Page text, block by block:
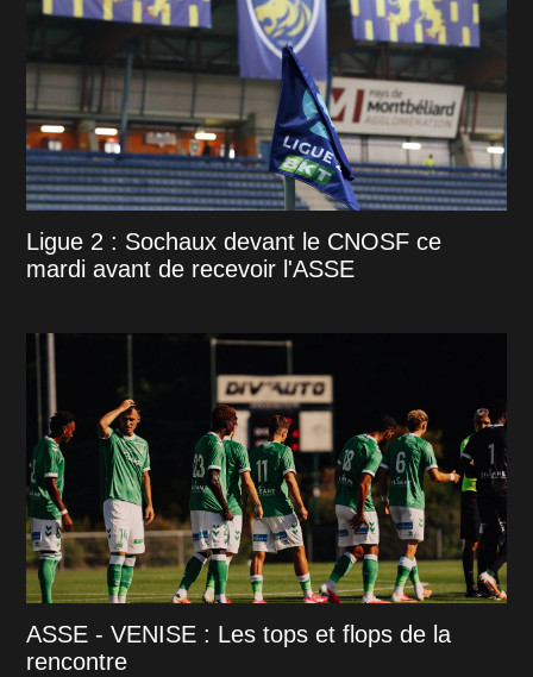
Ligue 2 : Sochaux devant le CNOSF ce
mardi avant de recevoir l'ASSE
ASSE - VENISE : Les tops et flops de la
rencontre